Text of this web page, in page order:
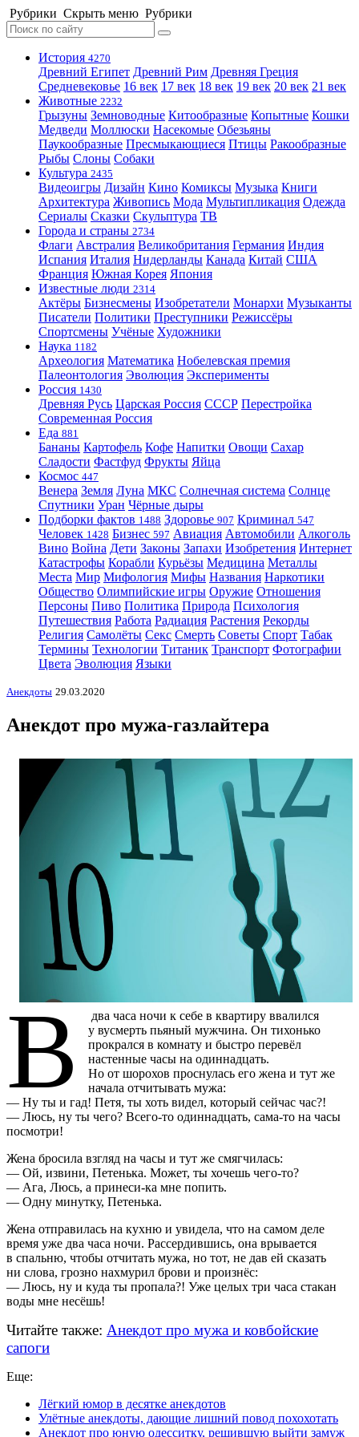
Рубрики Скрыть меню Рубрики
История 4270
Древний Египет Древний Рим Древняя Греция
Средневековье 16 век 17 век 18 век 19 век 20 век 21 век
Животные 2232
Грызуны Земноводные Китообразные Копытные Кошки
Медведи Моллюски Насекомые Обезьяны
Паукообразные Пресмыкающиеся Птицы Ракообразные
Рыбы Слоны Собаки
Культура 2435
Видеоигры Дизайн Кино Комиксы Музыка Книги
Архитектура Живопись Мода Мультипликация Одежда
Сериалы Сказки Скульптура ТВ
Города и страны 2734
Флаги Австралия Великобритания Германия Индия
Испания Италия Нидерланды Канада Китай США
Франция Южная Корея Япония
Известные люди 2314
Актёры Бизнесмены Изобретатели Монархи Музыканты
Писатели Политики Преступники Режиссёры
Спортсмены Учёные Художники
Наука 1182
Археология Математика Нобелевская премия
Палеонтология Эволюция Эксперименты
Россия 1430
Древняя Русь Царская Россия СССР Перестройка
Современная Россия
Еда 881
Бананы Картофель Кофе Напитки Овощи Сахар
Сладости Фастфуд Фрукты Яйца
Космос 447
Венера Земля Луна МКС Солнечная система Солнце
Спутники Уран Чёрные дыры
Подборки фактов 1488 Здоровье 907 Криминал 547
Человек 1428 Бизнес 597 Авиация Автомобили Алкоголь
Вино Война Дети Законы Запахи Изобретения Интернет
Катастрофы Корабли Курьёзы Медицина Металлы
Места Мир Мифология Мифы Названия Наркотики
Общество Олимпийские игры Оружие Отношения
Персоны Пиво Политика Природа Психология
Путешествия Работа Радиация Растения Рекорды
Религия Самолёты Секс Смерть Советы Спорт Табак
Термины Технологии Титаник Транспорт Фотографии
Цвета Эволюция Языки
Анекдоты 29.03.2020
Анекдот про мужа-газлайтера
В
два часа ночи к себе в квартиру ввалился
у вусмерть пьяный мужчина. Он тихонько
прокрался в комнату и быстро перевёл
настенные часы на одиннадцать.
Но от шорохов проснулась его жена и тут же
начала отчитывать мужа:
— Ну ты и гад! Петя, ты хоть видел, который сейчас час?!
— Люсь, ну ты чего? Всего-то одиннадцать, сама-то на часы
посмотри!
Жена бросила взгляд на часы и тут же смягчилась:
— Ой, извини, Петенька. Может, ты хочешь чего-то?
— Ага, Люсь, а принеси-ка мне попить.
— Одну минутку, Петенька.
Жена отправилась на кухню и увидела, что на самом деле
время уже два часа ночи. Рассердившись, она врывается
в спальню, чтобы отчитать мужа, но тот, не дав ей сказать
ни слова, грозно нахмурил брови и произнёс:
— Люсь, ну и куда ты пропала?! Уже целых три часа стакан
воды мне несёшь!
Читайте также: Анекдот про мужа и ковбойские
сапоги
Еще:
Лёгкий юмор в десятке анекдотов
Улётные анекдоты, дающие лишний повод похохотать
Анекдот про юную одесситку, решившую выйти замуж